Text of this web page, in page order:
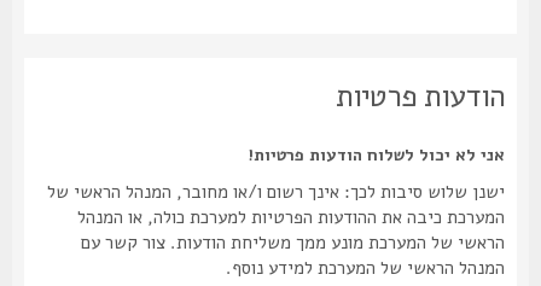
הודעות פרטיות
אני לא יכול לשלוח הודעות פרטיות!
ישנן שלוש סיבות לכך: אינך רשום ו/או מחובר, המנהל הראשי של
המערכת כיבה את ההודעות הפרטיות למערכת כולה, או המנהל
הראשי של המערכת מונע ממך משליחת הודעות. צור קשר עם
המנהל הראשי של המערכת למידע נוסף.